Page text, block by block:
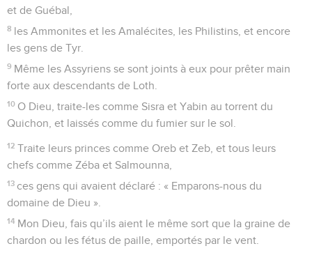
et de Guébal,
8 les Ammonites et les Amalécites, les Philistins, et encore
les gens de Tyr.
9 Même les Assyriens se sont joints à eux pour prêter main
forte aux descendants de Loth.
10 O Dieu, traite-les comme Sisra et Yabin au torrent du
Quichon, et laissés comme du fumier sur le sol.
12 Traite leurs princes comme Oreb et Zeb, et tous leurs
chefs comme Zéba et Salmounna,
13 ces gens qui avaient déclaré : « Emparons-nous du
domaine de Dieu ».
14 Mon Dieu, fais qu’ils aient le même sort que la graine de
chardon ou les fétus de paille, emportés par le vent.